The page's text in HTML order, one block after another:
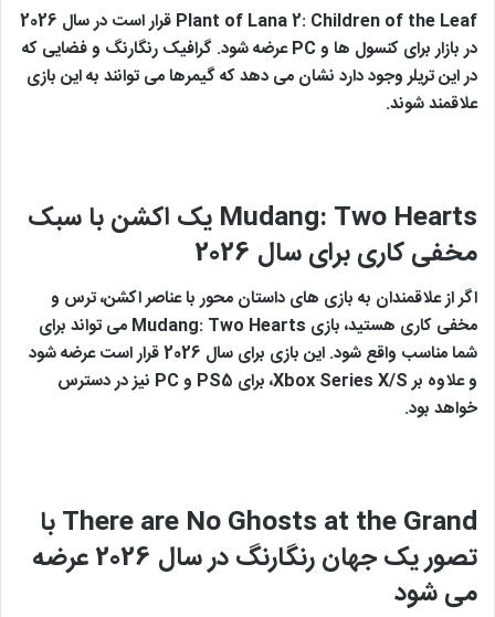
Plant of Lana 2: Children of the Leaf قرار است در سال 2026
در بازار برای کنسول ها و PC عرضه شود. گرافیک رنگارنگ و فضایی که
در این تریلر وجود دارد نشان می دهد که گیمرها می توانند به این بازی
علاقمند شوند.
Mudang: Two Hearts یک اکشن با سبک
مخفی کاری برای سال 2026
اگر از علاقمندان به بازی های داستان محور با عناصر اکشن، ترس و
مخفی کاری هستید، بازی Mudang: Two Hearts می تواند برای
شما مناسب واقع شود. این بازی برای سال 2026 قرار است عرضه شود
و علاوه بر Xbox Series X/S، برای PS5 و PC نیز در دسترس
خواهد بود.
There are No Ghosts at the Grandبا
تصور یک جهان رنگارنگ در سال 2026 عرضه
می شود